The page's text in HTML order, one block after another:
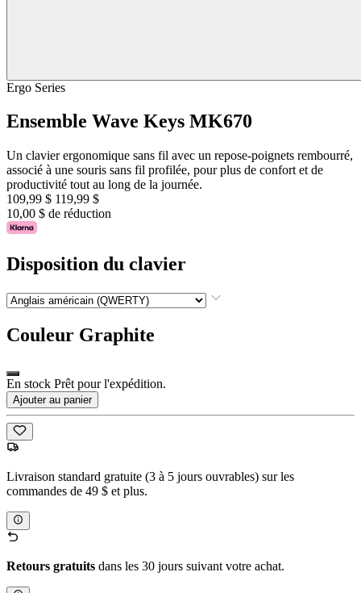
Ergo Series
Ensemble Wave Keys MK670
Un clavier ergonomique sans fil avec un repose-poignets rembourré,
associé à une souris sans fil profilée, pour plus de confort et de
productivité tout au long de la journée.
109,99 $ 119,99 $
10,00 $ de réduction
Disposition du clavier
Couleur Graphite
En stock Prêt pour l'expédition.
Ajouter au panier
Livraison standard gratuite (3 à 5 jours ouvrables) sur les
commandes de 49 $ et plus.
Retours gratuits dans les 30 jours suivant votre achat.